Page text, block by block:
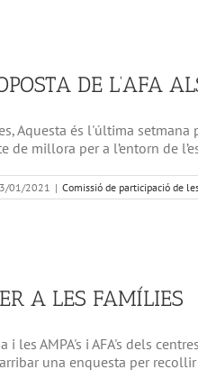
DE L’AFA
Aquesta és l'última
de millora per a l’entorn de
01/2021 | Comissió de participació de
A LES FAMÍLIES
i les AMPA's i AFA's dels
una enquesta per